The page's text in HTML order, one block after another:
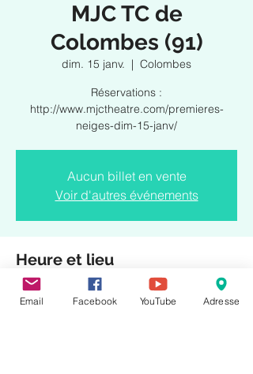
MJC TC de
Colombes (91)
dim. 15 janv.
  |
Colombes
Réservations :
http://www.mjctheatre.com/premieres-
Aucun billet en vente
Voir d'autres événements
Heure et lieu
15 janv. 2023, 16:00
Colombes, 96-98 Rue Saint-Denis, 92700
Email Facebook YouTube Adresse